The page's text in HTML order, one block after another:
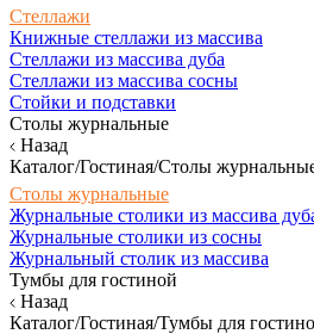
Стеллажи
Книжные стеллажи из массива
Стеллажи из массива дуба
Стеллажи из массива сосны
Стойки и подставки
Столы журнальные
Назад
Каталог/Гостиная/Столы
Столы журнальные
Журнальные столики из массива
Журнальные столики из сосны
Журнальный столик из массива
Тумбы для гостиной
Назад
Каталог/Гостиная/Тумбы для